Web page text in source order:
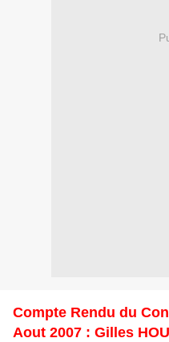
Compte Rendu du
Aout 2007 : Gilles